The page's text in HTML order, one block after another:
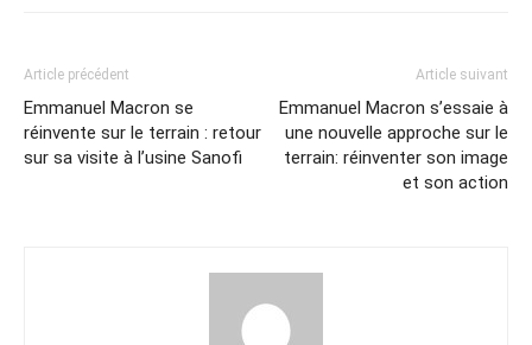
Article précédent
Emmanuel Macron se
réinvente sur le terrain : retour
sur sa visite à l’usine Sanofi
Article suivant
Emmanuel Macron s’essaie à
une nouvelle approche sur le
terrain: réinventer son image
et son action